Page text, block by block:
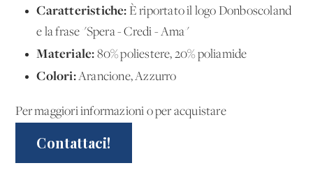
Caratteristiche: È riportato il logo Donboscoland
e la frase "Spera - Credi - Ama"
Materiale: 80% poliestere, 20% poliamide
Colori:Arancione, Azzurro
Per maggiori informazioni o per acquistare
Contattaci!